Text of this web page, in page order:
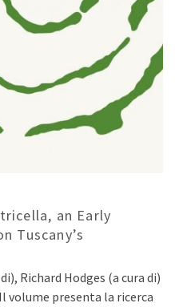
an Early
Tuscany’s
Richard Hodges (a cura di)
presenta la ricerca